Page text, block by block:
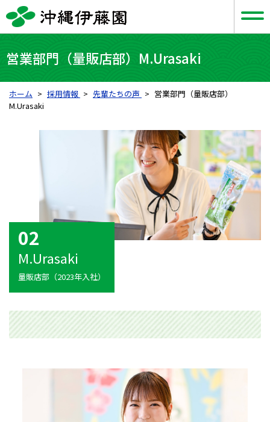
営業部門（量販店部）M.Urasaki
ホーム 採用情報 先輩たちの声
営業部門（量販店部）
M.Urasaki
02
M.Urasaki
量販店部（2023年入社）